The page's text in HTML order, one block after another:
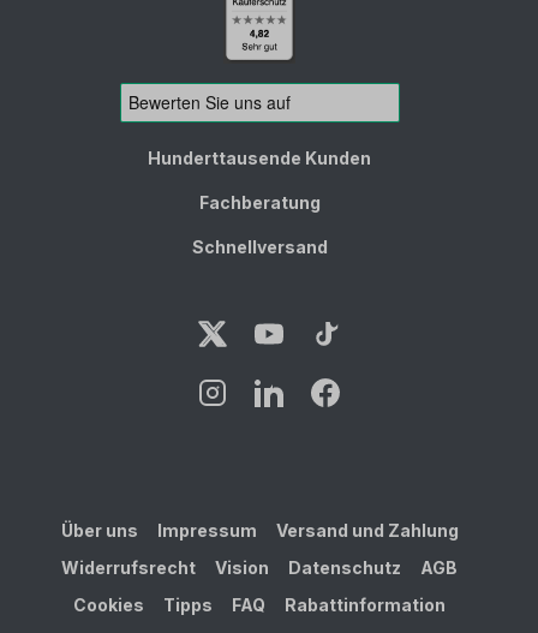
Hunderttausende Kunden
Fachberatung
Schnellversand
Über uns Impressum
Versand und Zahlung
Widerrufsrecht
Vision Datenschutz
AGB
Cookies
Tipps FAQ
Rabattinformation